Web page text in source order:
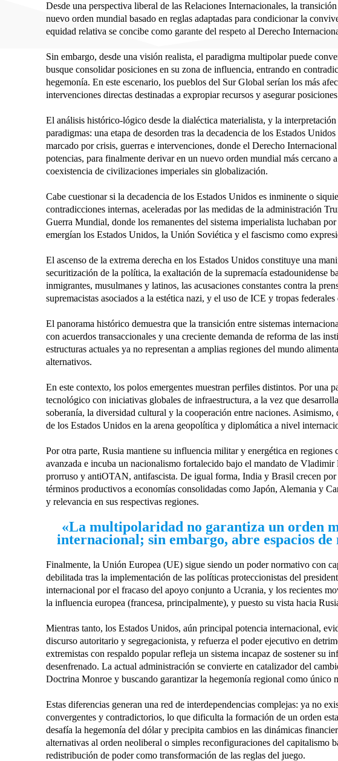
Desde una perspectiva liberal de las Relaciones Internacionales, la
nuevo orden mundial basado en reglas adaptadas para condicionar la
equidad relativa se concibe como garante del respeto al Derecho
Sin embargo, desde una visión realista, el paradigma multipolar puede
busque consolidar posiciones en su zona de influencia, entrando en
hegemonía. En este escenario, los pueblos del Sur Global serían los más
intervenciones directas destinadas a expropiar recursos y asegurar
El análisis histórico-lógico desde la dialéctica materialista, y la
paradigmas: una etapa de desorden tras la decadencia de los Estados
marcado por crisis, guerras e intervenciones, donde el Derecho
potencias, para finalmente derivar en un nuevo orden mundial más cercano
coexistencia de civilizaciones imperiales sin globalización.
Cabe cuestionar si la decadencia de los Estados Unidos es inminente o
contradicciones internas, aceleradas por las medidas de la administración
Guerra Mundial, donde los remanentes del sistema imperialista luchaban
emergían los Estados Unidos, la Unión Soviética y el fascismo como
El ascenso de la extrema derecha en los Estados Unidos constituye una
securitización de la política, la exaltación de la supremacía estadounidense
inmigrantes, musulmanes y latinos, las acusaciones constantes contra la
supremacistas asociados a la estética nazi, y el uso de ICE y tropas
El panorama histórico demuestra que la transición entre sistemas
con acuerdos transaccionales y una creciente demanda de reforma de las
estructuras actuales ya no representan a amplias regiones del mundo
alternativos.
En este contexto, los polos emergentes muestran perfiles distintos. Por una
tecnológico con iniciativas globales de infraestructura, a la vez que
soberanía, la diversidad cultural y la cooperación entre naciones.
de los Estados Unidos en la arena geopolítica y diplomática a nivel
Por otra parte, Rusia mantiene su influencia militar y energética en
avanzada e incuba un nacionalismo fortalecido bajo el mandato de
prorruso y antiOTAN, antifascista. De igual forma, India y Brasil crecen por
términos productivos a economías consolidadas como Japón, Alemania y
y relevancia en sus respectivas regiones.
«La multipolaridad no garantiza un orden
internacional; sin embargo, abre espacios
Finalmente, la Unión Europea (UE) sigue siendo un poder normativo con
debilitada tras la implementación de las políticas proteccionistas del
internacional por el fracaso del apoyo conjunto a Ucrania, y los recientes
la influencia europea (francesa, principalmente), y puesto su vista hacia
Mientras tanto, los Estados Unidos, aún principal potencia internacional,
discurso autoritario y segregacionista, y refuerza el poder ejecutivo en
extremistas con respaldo popular refleja un sistema incapaz de sostener su
desenfrenado. La actual administración se convierte en catalizador del
Doctrina Monroe y buscando garantizar la hegemonía regional como único
Estas diferencias generan una red de interdependencias complejas: ya no
convergentes y contradictorios, lo que dificulta la formación de un orden
desafía la hegemonía del dólar y precipita cambios en las dinámicas
alternativas al orden neoliberal o simples reconfiguraciones del capitalismo
redistribución de poder como transformación de las reglas del juego.